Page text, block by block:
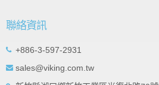
聯絡資訊
+886-3-597-2931
sales@viking.com.tw